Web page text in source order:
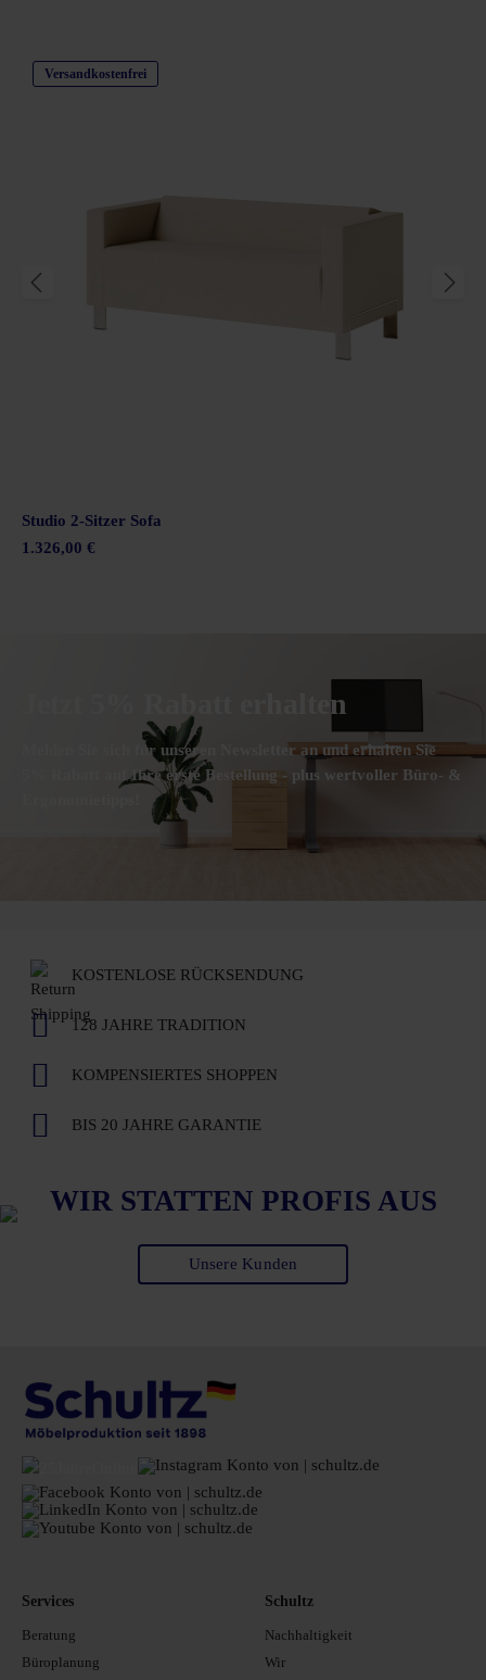
Versandkostenfrei
Studio 2-Sitzer Sofa
1.326,00 €
Jetzt 5% Rabatt erhalten
Melden Sie sich für unseren Newsletter an und erhalten Sie
5% Rabatt auf Ihre erste Bestellung - plus wertvoller Büro- &
KOSTENLOSE RÜCKSENDUNG
128 JAHRE TRADITION
KOMPENSIERTES SHOPPEN
BIS 20 JAHRE GARANTIE
WIR STATTEN PROFIS AUS
Unsere Kunden
Services
Beratung
Büroplanung
Schultz
Nachhaltigkeit
Wir